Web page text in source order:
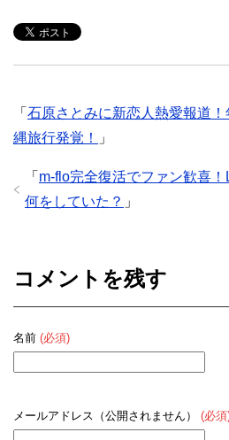
「 石原さとみに新恋人熱愛報道
縄旅行発覚！
」
「 m-flo完全復活でファン歓喜
何をしていた？ 」
コメントを残す
名前 (必須)
メールアドレス（公開されません） (必須